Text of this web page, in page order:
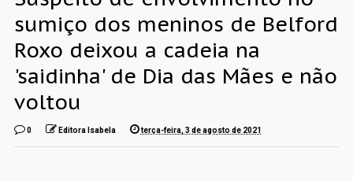
sumiço dos meninos de Belford
Roxo deixou a cadeia na
'saidinha' de Dia das Mães e não
voltou
0 Editora Isabela terça-feira, 3 de agosto de 2021